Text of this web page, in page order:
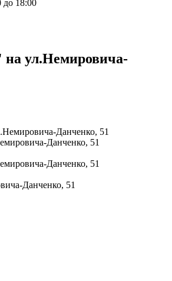
до 18:00
ул.Немировича-
Данченко, 51
Данченко, 51
Данченко, 51
Данченко, 51